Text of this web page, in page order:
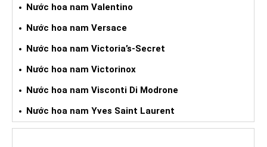
Nước hoa nam Valentino
Nước hoa nam Versace
Nước hoa nam Victoria’s-Secret
Nước hoa nam Victorinox
Nước hoa nam Visconti Di Modrone
Nước hoa nam Yves Saint Laurent